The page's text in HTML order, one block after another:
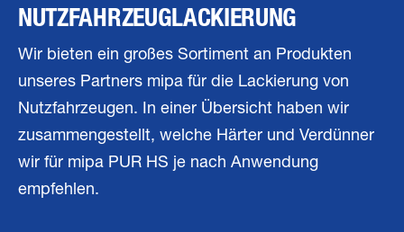
NUTZFAHRZEUGLACKIERUNG
Wir bieten ein großes Sortiment an Produkten
unseres Partners mipa für die Lackierung von
Nutzfahrzeugen. In einer Übersicht haben wir
zusammengestellt, welche Härter und Verdünner
wir für mipa PUR HS je nach Anwendung
empfehlen.